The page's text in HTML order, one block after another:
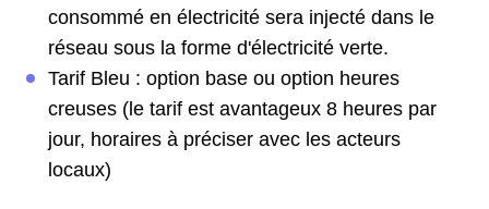
consommé en électricité sera injecté dans le
réseau sous la forme d'électricité verte.
Tarif Bleu : option base ou option heures
creuses (le tarif est avantageux 8 heures par
jour, horaires à préciser avec les acteurs
locaux)